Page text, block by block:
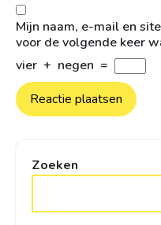
Mijn naam, e-mail en
voor de volgende keer
vier + negen =
Zoeken